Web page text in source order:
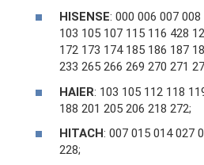
HISENSE: 000 006 007
103 105 107 115 116 428
172 173 174 185 186 187
233 265 266 269 270 271
HAIER: 103 105 112 118
188 201 205 206 218 272;
HITACH: 007 015 014 027
228;